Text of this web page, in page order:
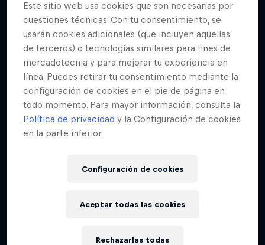
Este sitio web usa cookies que son necesarias por
cuestiones técnicas. Con tu consentimiento, se
usarán cookies adicionales (que incluyen aquellas
de terceros) o tecnologías similares para fines de
mercadotecnia y para mejorar tu experiencia en
línea. Puedes retirar tu consentimiento mediante la
configuración de cookies en el pie de página en
todo momento. Para mayor información, consulta la
Política de privacidad y la Configuración de cookies
en la parte inferior.
Configuración de cookies
Rechazarlas todas
Aceptar todas las cookies